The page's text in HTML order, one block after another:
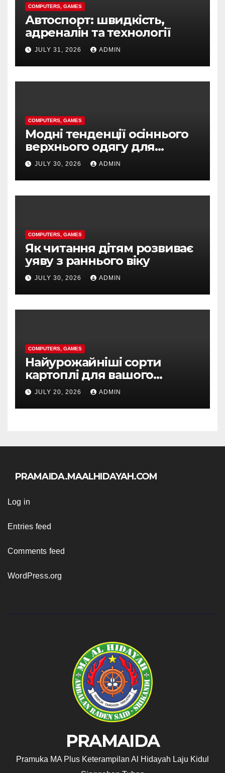
COMPUTERS, GAMES
Автоспорт: швидкість,
адреналін та технології
JULY 31, 2026 ADMIN
COMPUTERS, GAMES
Модні тенденції осіннього
верхнього одягу для
стильних українок
JULY 30, 2026 ADMIN
COMPUTERS, GAMES
Як читання дітям розвиває
уяву з раннього віку
JULY 30, 2026 ADMIN
COMPUTERS, GAMES
Найурожайніші сорти
картоплі для вашого
регіону та сезону
JULY 20, 2026 ADMIN
PRAMAIDA.MAALHIDAYAH.COM
Log in
Entries feed
Comments feed
WordPress.org
PRAMAIDA
Pramuka MA Plus Keterampilan Al Hidayah Laju Kidul